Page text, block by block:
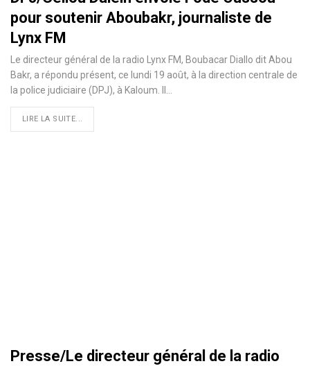
pour soutenir Aboubakr, journaliste de
Lynx FM
Le directeur général de la radio Lynx FM, Boubacar Diallo dit Abou
Bakr, a répondu présent, ce lundi 19 août, à la direction centrale de
la police judiciaire (DPJ), à Kaloum. Il
LIRE LA SUITE...
Presse/Le directeur général de la radio